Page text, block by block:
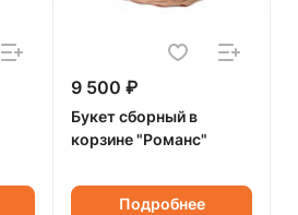
9 500 ₽
Букет сборный в
корзине "Романс"
Подробнее